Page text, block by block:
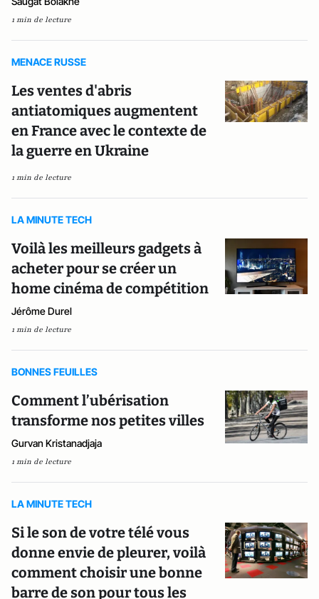
1 min de lecture
MENACE RUSSE
Les ventes d'abris
antiatomiques augmentent
en France avec le contexte de
la guerre en Ukraine
1 min de lecture
LA MINUTE TECH
Voilà les meilleurs gadgets à
acheter pour se créer un
home cinéma de compétition
Jérôme Durel
1 min de lecture
BONNES FEUILLES
Comment l’ubérisation
transforme nos petites villes
Gurvan Kristanadjaja
1 min de lecture
LA MINUTE TECH
Si le son de votre télé vous
donne envie de pleurer, voilà
comment choisir une bonne
barre de son pour tous les